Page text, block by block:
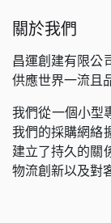
關於我們
昌運創建有限公
供應世界一流且
我們從一個小型
我們的採購網絡
建立了持久的關
物流創新以及對